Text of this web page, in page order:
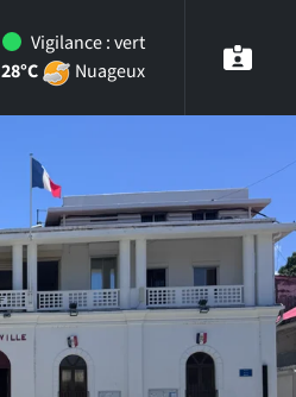
Vigilance :vert
28°C
Nuageux